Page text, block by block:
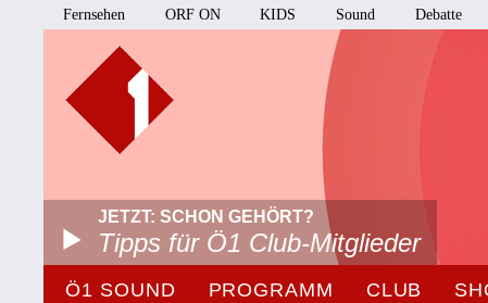
Fernsehen ORF ON KIDS Sound Debatte
JETZT: SCHON GEHÖRT?
Tipps für Ö1 Club-Mitglieder
Ö1 SOUND PROGRAMM CLUB